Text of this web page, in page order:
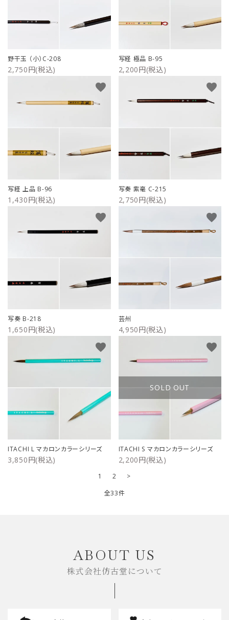
野干玉 （小）C-208
2,750円(税込)
写経 極品 B-95
2,200円(税込)
写経 上品 B-96
1,430円(税込)
favorite
写奏 紫毫 C-215
2,750円(税込)
favorite
写奏 B-218
1,650円(税込)
favorite
芸州
4,950円(税込)
favorite
ITACHI L マカロンカラーシリーズ
3,850円(税込)
favorite
SOLD OUT
ITACHI S マカロンカラーシリーズ
2,200円(税込)
favorite
1 2
>
全33件
ABOUT US
株式会社仿古堂について